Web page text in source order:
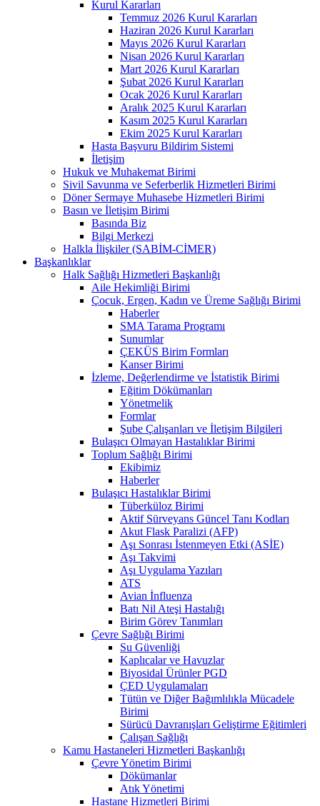
Kurul Kararları
Temmuz 2026 Kurul Kararları
Haziran 2026 Kurul Kararları
Mayıs 2026 Kurul Kararları
Nisan 2026 Kurul Kararları
Mart 2026 Kurul Kararları
Şubat 2026 Kurul Kararları
Ocak 2026 Kurul Kararları
Aralık 2025 Kurul Kararları
Kasım 2025 Kurul Kararları
Ekim 2025 Kurul Kararları
Hasta Başvuru Bildirim Sistemi
İletişim
Hukuk ve Muhakemat Birimi
Sivil Savunma ve Seferberlik Hizmetleri Birimi
Döner Sermaye Muhasebe Hizmetleri Birimi
Basın ve İletişim Birimi
Basında Biz
Bilgi Merkezi
Halkla İlişkiler (SABİM-CİMER)
Başkanlıklar
Halk Sağlığı Hizmetleri Başkanlığı
Aile Hekimliği Birimi
Çocuk, Ergen, Kadın ve Üreme Sağlığı Birimi
Haberler
SMA Tarama Programı
Sunumlar
ÇEKÜS Birim Formları
Kanser Birimi
İzleme, Değerlendirme ve İstatistik Birimi
Eğitim Dökümanları
Yönetmelik
Formlar
Şube Çalışanları ve İletişim Bilgileri
Bulaşıcı Olmayan Hastalıklar Birimi
Toplum Sağlığı Birimi
Ekibimiz
Haberler
Bulaşıcı Hastalıklar Birimi
Tüberküloz Birimi
Aktif Sürveyans Güncel Tanı Kodları
Akut Flask Paralizi (AFP)
Aşı Sonrası İstenmeyen Etki (ASİE)
Aşı Takvimi
Aşı Uygulama Yazıları
ATS
Avian İnfluenza
Batı Nil Ateşi Hastalığı
Birim Görev Tanımları
Çevre Sağlığı Birimi
Su Güvenliği
Kaplıcalar ve Havuzlar
Biyosidal Ürünler PGD
ÇED Uygulamaları
Tütün ve Diğer Bağımlılıkla Mücadele
Birimi
Sürücü Davranışları Geliştirme Eğitimleri
Çalışan Sağlığı
Kamu Hastaneleri Hizmetleri Başkanlığı
Çevre Yönetim Birimi
Dökümanlar
Atık Yönetimi
Hastane Hizmetleri Birimi